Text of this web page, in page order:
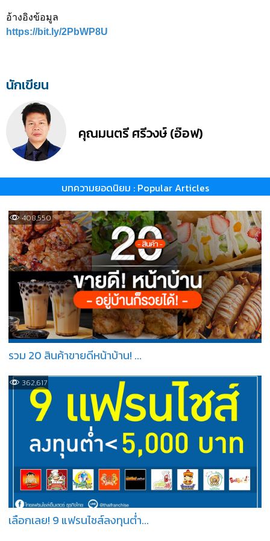
อ้างอิงข้อมูล
https://bit.ly/2PbWP8U
นักเขียน
คุณมนตรี ศรีวงษ์ (อ๊อฟ)
บทความยอดนิยม : Popular Articles
408,550
รวม 20 สินค้าขายดีหน้าบ้าน! ...
362,617
เลือกเลย! 9 แฟรนไชส์ลงทุนต่ำ...